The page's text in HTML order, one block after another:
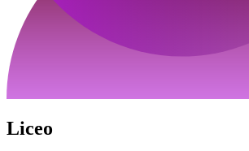
Liceo